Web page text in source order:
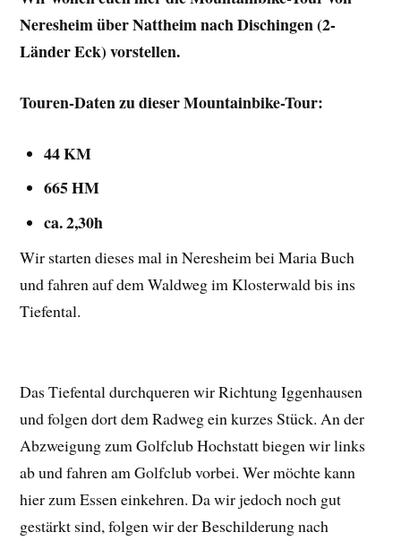
Neresheim über Nattheim nach Dischingen (2-
Länder Eck) vorstellen.
Touren-Daten zu dieser Mountainbike-Tour:
44 KM
665 HM
ca. 2,30h
Wir starten dieses mal in Neresheim bei Maria Buch
und fahren auf dem Waldweg im Klosterwald bis ins
Tiefental.
Das Tiefental durchqueren wir Richtung Iggenhausen
und folgen dort dem Radweg ein kurzes Stück. An der
Abzweigung zum Golfclub Hochstatt biegen wir links
ab und fahren am Golfclub vorbei. Wer möchte kann
hier zum Essen einkehren. Da wir jedoch noch gut
gestärkt sind, folgen wir der Beschilderung nach